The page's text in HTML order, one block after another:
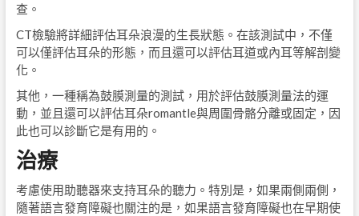
查。
CT檢驗將詳細評估耳朵浪漫的生長狀態。在該測試中，不僅
可以僅評估耳朵的形態，而且還可以評估耳道或內耳等解剖變
化。
其他，一種稱為鼓膜測量的測試，用於評估鼓膜測量法的運
動，並且還可以評估耳朵romantle與周圍骨骼分離或固定，因
此也可以診斷它是有用的。
治療
考慮使用助聽器來支持耳朵的聽力。特別是，如果兩側兩側，
隨著語言發育障礙也關注的是，如果語言發育障礙也在早期使